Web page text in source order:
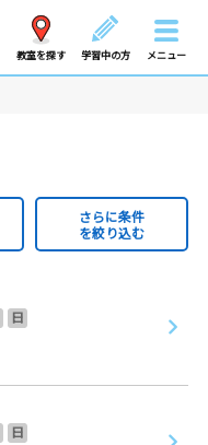
教室を探す 学習中の方 メニュー
さらに条件
を絞り込む
日
日